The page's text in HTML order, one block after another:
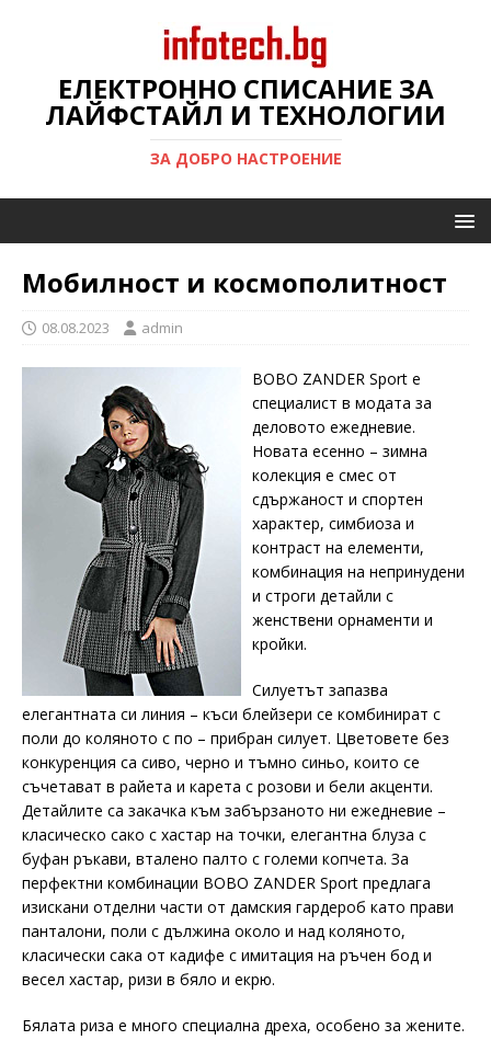
ЕЛЕКТРОННО СПИСАНИЕ ЗА
ЛАЙФСТАЙЛ И ТЕХНОЛОГИИ
ЗА ДОБРО НАСТРОЕНИЕ
Мобилност и космополитност
08.08.2023 admin
BOBO ZANDER Sport е
специалист в модата за
деловото ежедневие.
Новата есенно – зимна
колекция е смес от
сдържаност и спортен
характер, симбиоза и
контраст на елементи,
комбинация на непринудени
и строги детайли с
женствени орнаменти и
кройки.
Силуетът запазва
елегантната си линия – къси блейзери се комбинират с
поли до коляното с по – прибран силует. Цветовете без
конкуренция са сиво, черно и тъмно синьо, които се
съчетават в райета и карета с розови и бели акценти.
Детайлите са закачка към забързаното ни ежедневие –
класическо сако с хастар на точки, елегантна блуза с
буфан ръкави, вталено палто с големи копчета. За
перфектни комбинации BOBO ZANDER Sport предлага
изискани отделни части от дамския гардероб като прави
панталони, поли с дължина около и над коляното,
класически сака от кадифе с имитация на ръчен бод и
весел хастар, ризи в бяло и екрю.
Бялата риза е много специална дреха, особено за жените.